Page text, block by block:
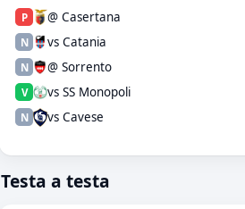
P @ Casertana
N vs Catania
N @ Sorrento
V vs SS Monopoli
N vs Cavese
Testa a testa